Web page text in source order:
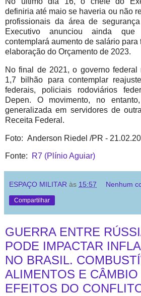
definiria até maio se haveria ou não
profissionais da área de
Executivo anunciou ainda
contemplará aumento de salário para
elaboração do Orçamento de 2023.
No final de 2021, o governo federal
1,7 bilhão para contemplar
federais, policiais rodoviários
Depen. O movimento, no
generalizada em servidores de
Receita Federal.
Foto: Anderson Riedel /PR -
Fonte: R7 (Plínio Aguiar)
ESPAÇO MILITAR às 15:57 Nenhum
Compartilhar
GUERRA ENTRE
PODE IMPACTAR
NO BRASIL.
ALIMENTOS E CÂMBIO
EFEITOS DO